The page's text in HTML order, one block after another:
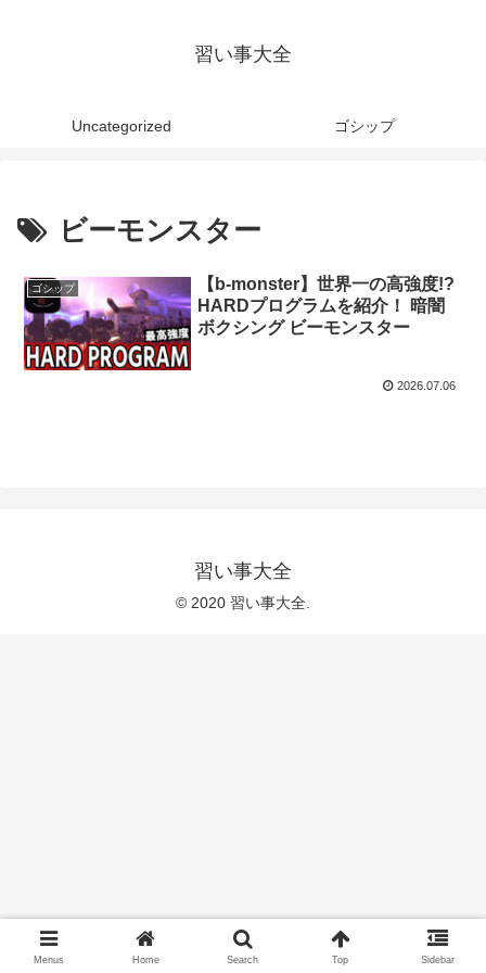
習い事大全
Uncategorized ゴシップ
ビーモンスター
ゴシップ
【b-monster】世界一の高強度!?
HARDプログラムを紹介！ 暗闇
ボクシング ビーモンスター
2026.07.06
習い事大全
© 2020 習い事大全.
Menus Home Search Top Sidebar